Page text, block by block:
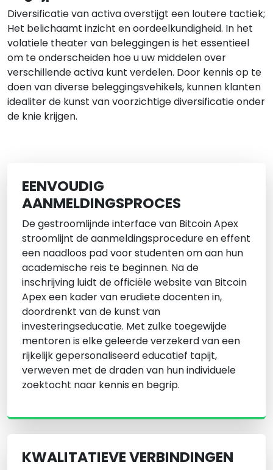
Diversificatie van activa overstijgt een loutere tactiek;
Het belichaamt inzicht en oordeelkundigheid. In het
volatiele theater van beleggingen is het essentieel
om te onderscheiden hoe u uw middelen over
verschillende activa kunt verdelen. Door kennis op te
doen van diverse beleggingsvehikels, kunnen klanten
idealiter de kunst van voorzichtige diversificatie onder
de knie krijgen.
EENVOUDIG
AANMELDINGSPROCES
De gestroomlijnde interface van Bitcoin Apex
stroomlijnt de aanmeldingsprocedure en effent
een naadloos pad voor studenten om aan hun
academische reis te beginnen. Na de
inschrijving luidt de officiële website van Bitcoin
Apex een kader van erudiete docenten in,
doordrenkt van de kunst van
investeringseducatie. Met zulke toegewijde
mentoren is elke geleerde verzekerd van een
rijkelijk gepersonaliseerd educatief tapijt,
verweven met de draden van hun individuele
zoektocht naar kennis en begrip.
KWALITATIEVE VERBINDINGEN